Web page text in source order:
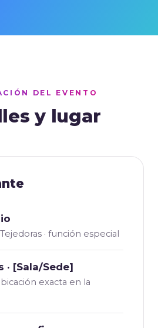
DEL EVENTO
y lugar
· función especial
· [Sala/Sede]
exacta en la